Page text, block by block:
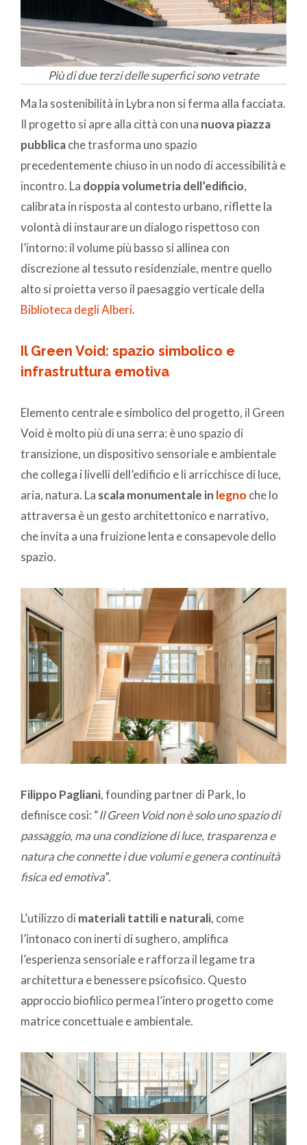
Più di due terzi delle superfici sono vetrate
Ma la sostenibilità in Lybra non si ferma alla facciata.
Il progetto si apre alla città con una nuova piazza
pubblicache trasforma uno spazio
precedentemente chiuso in un nodo di accessibilità e
incontro. La doppia volumetria dell’edificio,
calibrata in risposta al contesto urbano, riflette la
volontà di instaurare un dialogo rispettoso con
l’intorno: il volume più basso si allinea con
discrezione al tessuto residenziale, mentre quello
alto si proietta verso il paesaggio verticale della
Biblioteca degli Alberi.
Il Green Void: spazio simbolico e
infrastruttura emotiva
Elemento centrale e simbolico del progetto, il Green
Void è molto più di una serra: è uno spazio di
transizione, un dispositivo sensoriale e ambientale
che collega i livelli dell’edificio e li arricchisce di luce,
aria, natura. La scala monumentale in legno che lo
attraversa è un gesto architettonico e narrativo,
che invita a una fruizione lenta e consapevole dello
spazio.
Filippo Pagliani, founding partner di Park, lo
definisce così: “Il Green Void non è solo uno spazio di
passaggio, ma una condizione di luce, trasparenza e
natura che connette i due volumi e genera continuità
fisica ed emotiva”.
L’utilizzo di materiali tattili e naturali, come
l’intonaco con inerti di sughero, amplifica
l’esperienza sensoriale e rafforza il legame tra
architettura e benessere psicofisico. Questo
approccio biofilico permea l’intero progetto come
matrice concettuale e ambientale.